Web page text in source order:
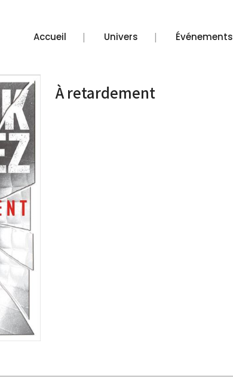
Accueil Univers Événements
À retardement